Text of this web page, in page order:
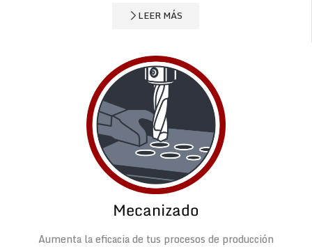
LEER MÁS
Mecanizado
Aumenta la eficacia de tus procesos de producción